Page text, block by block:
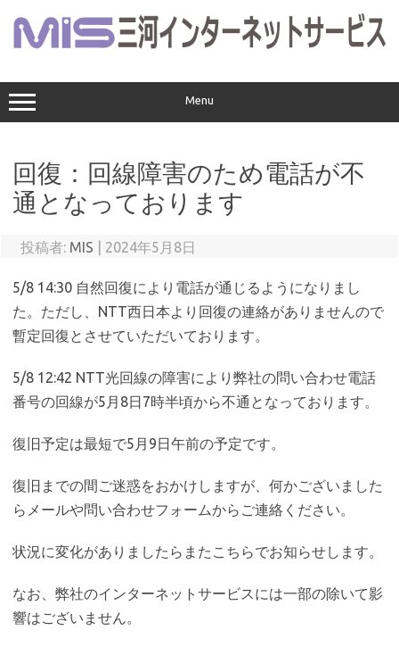
ス
キ
ッ
Menu
回復：回線障害のため電話が不
通となっております
投稿者: MIS 2024年5月8日
5/8 14:30 自然回復により電話が通じるようになりまし
た。ただし、NTT西日本より回復の連絡がありませんので
暫定回復とさせていただいております。
5/8 12:42 NTT光回線の障害により弊社の問い合わせ電話
番号の回線が5月8日7時半頃から不通となっております。
復旧予定は最短で5月9日午前の予定です。
復旧までの間ご迷惑をおかけしますが、何かございました
らメールや問い合わせフォームからご連絡ください。
状況に変化がありましたらまたこちらでお知らせします。
なお、弊社のインターネットサービスには一部の除いて影
響はございません。